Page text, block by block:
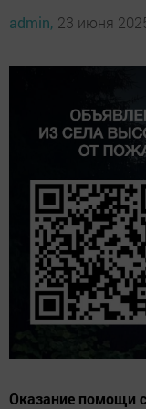
admin, 23 июня
Оказание помощи